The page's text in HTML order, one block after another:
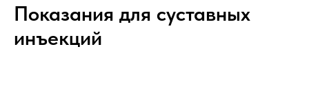
Показания для суставных
инъекций